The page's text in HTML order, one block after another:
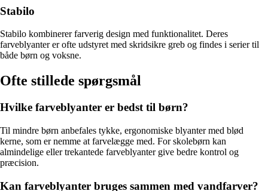
Stabilo
Stabilo kombinerer farverig design med funktionalitet. Deres
farveblyanter er ofte udstyret med skridsikre greb og findes i serier til
både børn og voksne.
Ofte stillede spørgsmål
Hvilke farveblyanter er bedst til børn?
Til mindre børn anbefales tykke, ergonomiske blyanter med blød
kerne, som er nemme at farvelægge med. For skolebørn kan
almindelige eller trekantede farveblyanter give bedre kontrol og
præcision.
Kan farveblyanter bruges sammen med vandfarver?